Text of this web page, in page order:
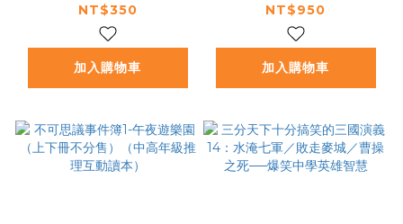
NT$350
加入購物車
NT$950
加入購物車